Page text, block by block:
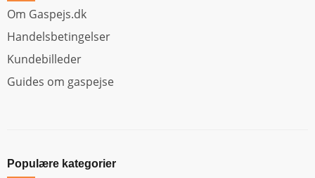
Om Gaspejs.dk
Handelsbetingelser
Kundebilleder
Guides om gaspejse
Populære kategorier